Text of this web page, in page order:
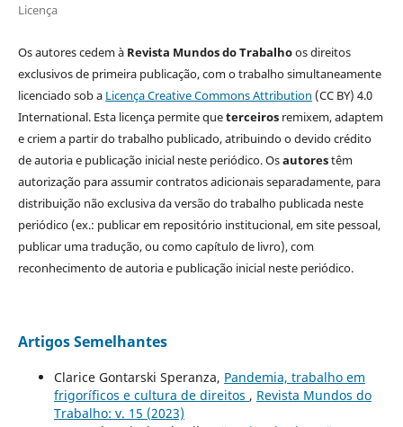
Licença
Os autores cedem à Revista Mundos do Trabalhoos direitos
exclusivos de primeira publicação, com o trabalho simultaneamente
licenciado sob a Licença Creative Commons Attribution (CC BY) 4.0
International. Esta licença permite queterceirosremixem, adaptem
e criem a partir do trabalho publicado, atribuindo o devido crédito
de autoria e publicação inicial neste periódico. Osautorestêm
autorização para assumir contratos adicionais separadamente, para
distribuição não exclusiva da versão do trabalho publicada neste
periódico (ex.: publicar em repositório institucional, em site pessoal,
publicar uma tradução, ou como capítulo de livro), com
reconhecimento de autoria e publicação inicial neste periódico.
Artigos Semelhantes
Clarice Gontarski Speranza, Pandemia, trabalho em
frigoríficos e cultura de direitos , Revista Mundos do
Trabalho: v. 15 (2023)